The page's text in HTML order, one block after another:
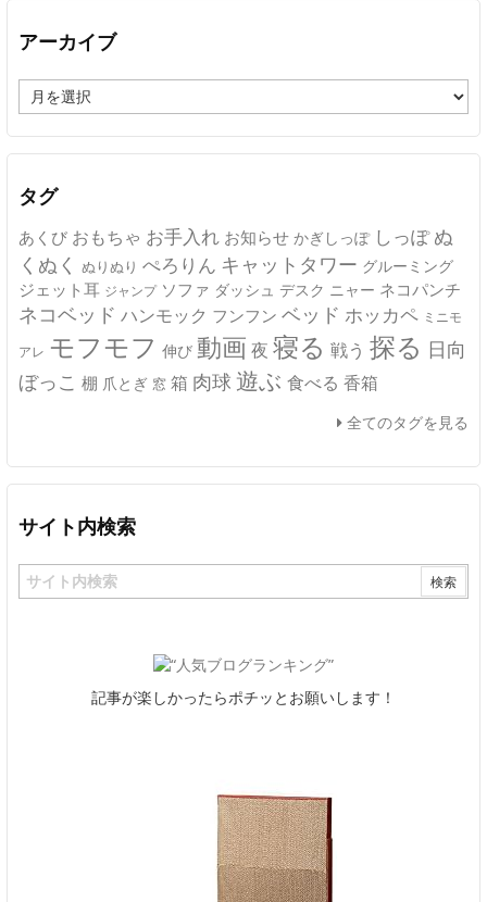
アーカイブ
ー
カ
イ
タグ
あくび おもちゃ お手入れ お知らせ かぎしっぽ しっぽ ぬ
くぬく ぬりぬり ぺろりん キャットタワー グルーミング
ジェット耳 ジャンプ ソファ ダッシュ デスク ニャー ネコパンチ
ネコベッド ハンモック フンフン ベッド ホッカペ ミニモ
アレ モフモフ 伸び 動画 夜 寝る 戦う 探る 日向
ぼっこ 棚 爪とぎ 窓 箱 肉球 遊ぶ 食べる 香箱
全てのタグを見る
サイト内検索
記事が楽しかったらポチッとお願いします！